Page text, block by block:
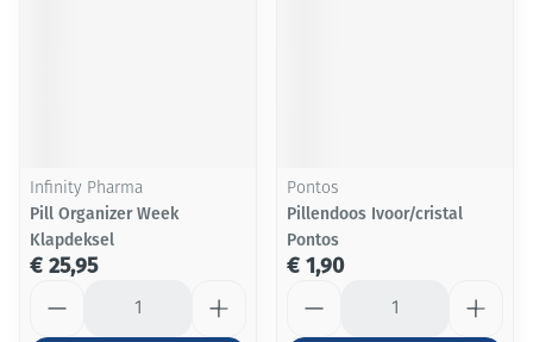
Infinity Pharma
Pill Organizer Week
Klapdeksel
€ 25,95
Pontos
Pillendoos Ivoor/cristal
Pontos
€ 1,90